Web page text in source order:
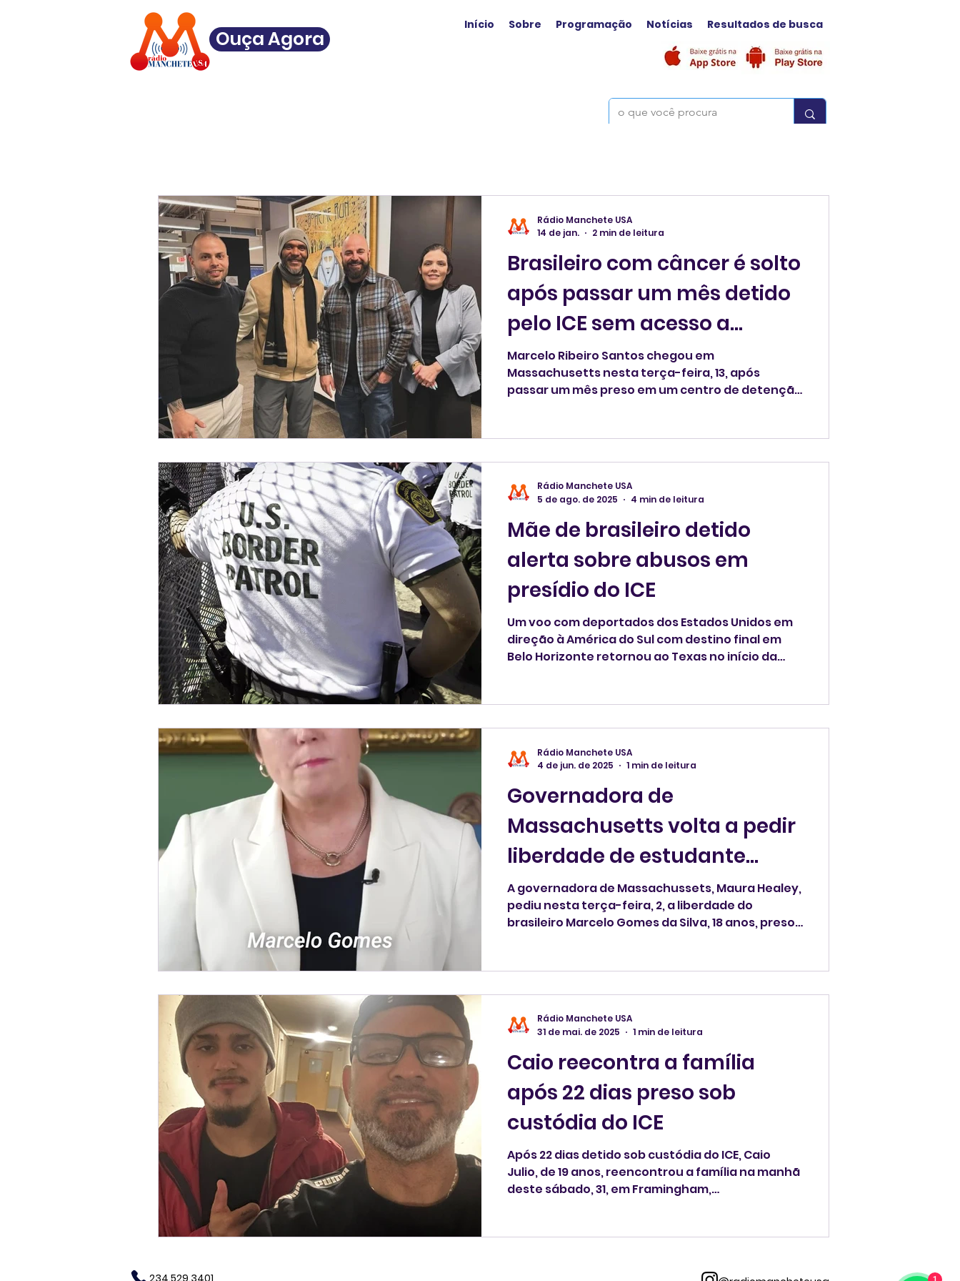
Ouça Agora
Início Sobre Programação Notícias Resultados de busca
Brasileiro com câncer é solto
após passar um mês detido
pelo ICE sem acesso a
tratamento
Marcelo Ribeiro Santos chegou em
Massachusetts nesta terça-feira, 13, após
passar um mês preso em um centro de detenção
fiança de US$ 50 mil, o brasileiro contou com a
ajuda de populares.
Rádio Manchete USA
14 de jan.
2 min de leitura
Mãe de brasileiro detido
alerta sobre abusos em
presídio do ICE
Um voo com deportados dos Estados Unidos em
direção à América do Sul com destino final em
Belo Horizonte retornou ao Texas no início da
foram alojados num centro de detenção,
revelando mais uma série de abusos nas prisões
Rádio Manchete USA
5 de ago. de 2025
4 min de leitura
Governadora de
Massachusetts volta a pedir
liberdade de estudante
brasileiro
A governadora de Massachussets, Maura Healey,
pediu nesta terça-feira, 2, a liberdade do
brasileiro Marcelo Gomes da Silva, 18 anos, preso
Rádio Manchete USA
4 de jun. de 2025
1 min de leitura
Caio reecontra a família
após 22 dias preso sob
custódia do ICE
Após 22 dias detido sob custódia do ICE, Caio
Julio, de 19 anos, reencontrou a família na manhã
deste sábado, 31, em Framingham,
Rádio Manchete USA
31 de mai. de 2025
1 min de leitura
234.529.3401